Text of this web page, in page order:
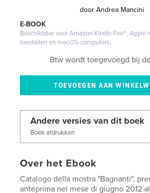
door Andrea Mancini
E-BOOK
Beschikbaar voor Amazon Kindle Fire®, Apple
toestellen en macOS-computers.
Btw wordt toegevoegd bij
Andere versies van dit boek
Boek afdrukken
Over het Ebook
Catalogo della mostra "Bagnanti",
anteprima nel mese di giugno 2012